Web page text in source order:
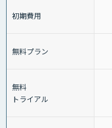
初期費用
無料プラン
無料
トライアル